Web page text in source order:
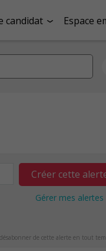
candidat Espace
Créer cette
Gérer mes alertes
de cette alerte en tout